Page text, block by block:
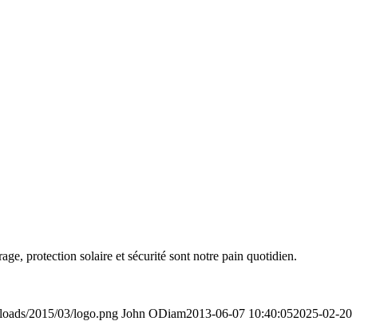
protection solaire et sécurité sont notre pain quotidien.
2015/03/logo.png John ODiam2013-06-07 10:40:052025-02-20